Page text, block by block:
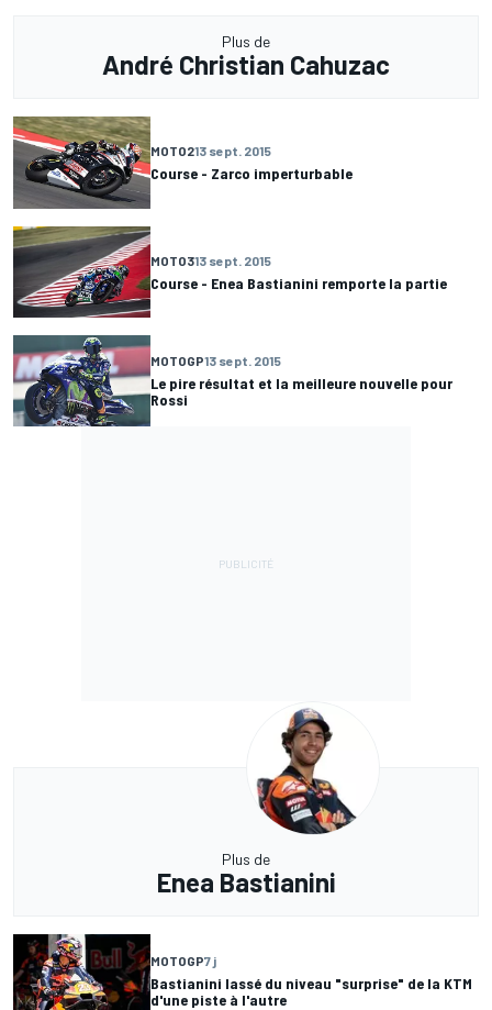
Plus de
André Christian Cahuzac
MOTO213 sept. 2015
Course - Zarco imperturbable
MOTO313 sept. 2015
Course - Enea Bastianini remporte la partie
MOTOGP13 sept. 2015
Le pire résultat et la meilleure nouvelle pour
Rossi
Plus de
Enea Bastianini
MOTOGP7 j
Bastianini lassé du niveau "surprise" de la KTM
d'une piste à l'autre